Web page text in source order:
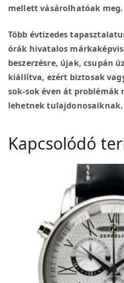
mellett vásárolhatóak meg.
Több évtizedes
órák hivatalos
beszerzésre, újak, csupán
kiállítva, ezért biztosak
sok-sok éven át problémák
lehetnek tulajdonosaiknak.
Kapcsolódó